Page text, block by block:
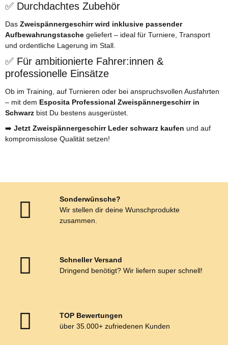
✅ Durchdachtes Zubehör
Das Zweispännergeschirr wird inklusive passender
Aufbewahrungstasche geliefert – ideal für Turniere, Transport
und ordentliche Lagerung im Stall.
✅ Für ambitionierte Fahrer:innen &
professionelle Einsätze
Ob im Training, auf Turnieren oder bei anspruchsvollen Ausfahrten
– mit dem Esposita Professional Zweispännergeschirr in
Schwarz bist Du bestens ausgerüstet.
➡️ Jetzt Zweispännergeschirr Leder schwarz kaufen und auf
kompromisslose Qualität setzen!
Sonderwünsche?
Wir stellen dir deine Wunschprodukte
zusammen.
Schneller Versand
Dringend benötigt? Wir liefern super schnell!
TOP Bewertungen
über 35.000+ zufriedenen Kunden